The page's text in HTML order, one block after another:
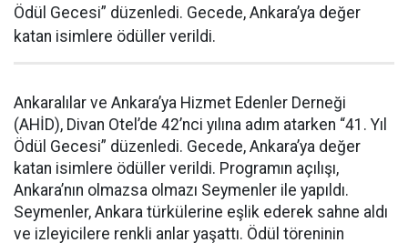
Ödül Gecesi” düzenledi. Gecede, Ankara’ya değer
katan isimlere ödüller verildi.
Ankaralılar ve Ankara’ya Hizmet Edenler Derneği
(AHİD), Divan Otel’de 42’nci yılına adım atarken “41. Yıl
Ödül Gecesi” düzenledi. Gecede, Ankara’ya değer
katan isimlere ödüller verildi. Programın açılışı,
Ankara’nın olmazsa olmazı Seymenler ile yapıldı.
Seymenler, Ankara türkülerine eşlik ederek sahne aldı
ve izleyicilere renkli anlar yaşattı. Ödül töreninin